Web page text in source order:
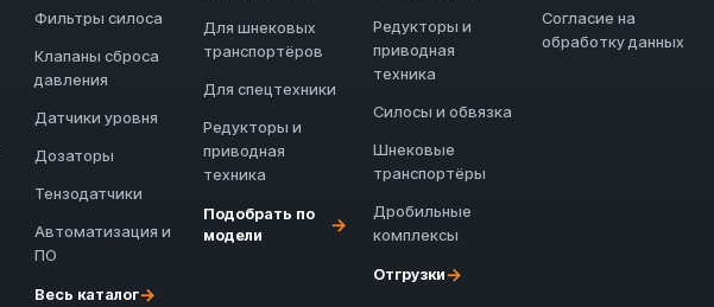
Фильтры силоса
Клапаны сброса
давления
Датчики уровня
Дозаторы
Тензодатчики
Автоматизация и
ПО
Весь каталог→
Для шнековых
транспортёров
Для спецтехники
Редукторы и
приводная
техника
Подобрать по
модели
→
Редукторы и
приводная
техника
Силосы и обвязка
Шнековые
транспортёры
Дробильные
комплексы
Отгрузки→
Согласие на
обработку данных